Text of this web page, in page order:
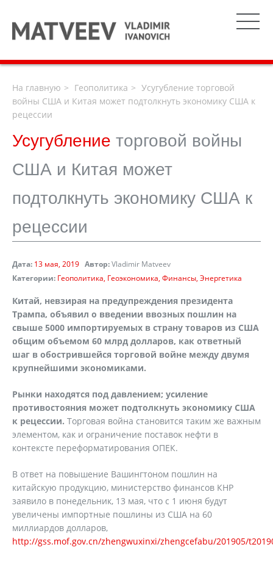
На главную Геополитика
Усугубление торговой
войны США и Китая может подтолкнуть экономику США к
рецессии
Усугубление торговой войны
США и Китая может
подтолкнуть экономику США к
рецессии
Дата: 13 мая, 2019 Автор:Vladimir Matveev
Категории: Геополитика Геоэкономика Финансы Энергетика
Китай, невзирая на предупреждения президента
Трампа, объявил о введении ввозных пошлин на
свыше 5000 импортируемых в страну товаров из США
общим объемом 60 млрд долларов, как ответный
шаг в обострившейся торговой войне между двумя
крупнейшими экономиками.
Рынки находятся под давлением; усиление
противостояния может подтолкнуть экономику США
к рецессии. Торговая война становится таким же важным
элементом, как и ограничение поставок нефти в
контексте переформатирования ОПЕК.
В ответ на повышение Вашингтоном пошлин на
китайскую продукцию, министерство финансов КНР
заявило в понедельник, 13 мая, что с 1 июня будут
увеличены импортные пошлины из США на 60
миллиардов долларов,
http://gss.mof.gov.cn/zhengwuxinxi/zhengcefabu/201905/